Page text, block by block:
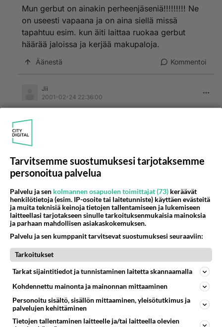
eläinlajista, josta tiedät!
Mun gerbut on ainakin perheenjäseniä!!!!!!!!! Ne
on useesti vapaana ja on aina siellä missä
tapahtuu esim. kun äiti laittaa ruokaa gerbut
häärää jaloissa ja kerjää makupaloja.
Äänestä Kommentoi
Jii
2001-02-24 22:36:00
Sentinel
Kirjoituksestasi saa kuvan, että gerbiilit olisivat jotain
helposti heitteille jätettäviä haahuilevia, ihmisistä
piittaamattomia möllisköjä. Häpeä! Ja puhu vain siitä
eläinlajista, josta tiedät!
Ihmettelen, miksi olet saanut kirjoituksestani
heitteillejätettävinä, haahuilevina ja ihmisistä
piittaamattomina möllisköinä"! Se, että totean
gerbiilin olevan helppohoitoisempi lemmikki kuin
rotta, ei tee gerbiilistä huonompaa lemmikkiä.
kokemuksella. Luulen, että hermostut nyt vain
siitä harmista, että vertaan gerbiiliä ja rottaa
juuri tästä syystä sopivat erilaisille ihmisille
lemmikeiksi: se, joka haluaa käyttää
Tarvitsemme suostumuksesi tarjotaksemme
personoitua palvelua
Palvelu ja sen kolmannen osapuolen toimittajat (73) keräävät
henkilötietoja (esim. IP-osoite tai laitetunniste) käyttäen evästeitä
ja muita teknisiä keinoja tietojen tallentamiseen ja lukemiseen
laitteellasi tarjotakseen sinulle tarkoituksenmukaisia mainoksia
ja parhaan mahdollisen asiakaskokemuksen.
Palvelu ja sen kumppanit tarvitsevat suostumuksesi seuraaviin:
Tarkoitukset
Tarkat sijaintitiedot ja tunnistaminen laitetta skannaamalla
Kohdennettu mainonta ja mainonnan mittaaminen
Personoitu sisältö, sisällön mittaaminen, yleisötutkimus ja
palvelujen kehittäminen
Tietojen tallentaminen laitteelle ja/tai laitteella olevien